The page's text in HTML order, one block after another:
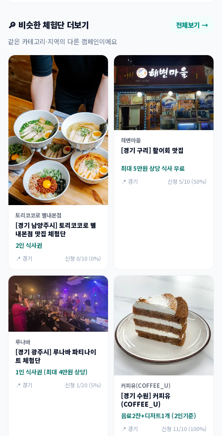
🔎 비슷한 체험단 더보기 전체보기 →
같은 카테고리·지역의 다른 캠페인이에요
토리코코로 별내본점
[경기 남양주시] 토리코코로 별
내본점 맛집 체험단
2인 식사권
📍 경기 신청 0/10 (0%)
해변마을
[경기 구리] 활어회 맛집
최대 5만원 상당 식사 무료
📍 경기 신청 5/10 (50%)
루나바
[경기 광주시] 루나바 파티나이
트 체험단
1인 식사권 (최대 4만원 상당)
📍 경기 신청 1/20 (5%) 커피유(COFFEE_U)
[경기 수원] 커피유
(COFFEE_U)
음료2잔+디저트1개 (2인기준)
📍 경기 신청 11/10 (100%)